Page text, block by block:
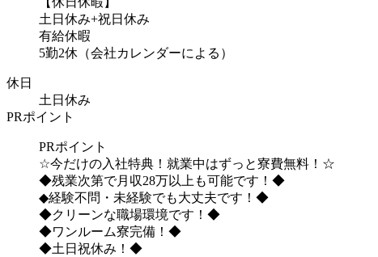
土日休み+祝日休み
有給休暇
5勤2休（会社カレンダーによる）
休日
土日休み
PRポイント
PRポイント
☆今だけの入社特典！就業中はずっと寮費無料！☆
◆残業次第で月収28万以上も可能です！◆
◆経験不問・未経験でも大丈夫です！◆
◆クリーンな職場環境です！◆
◆ワンルーム寮完備！◆
◆土日祝休み！◆